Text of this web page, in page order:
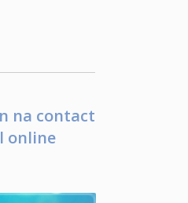
na contact
online